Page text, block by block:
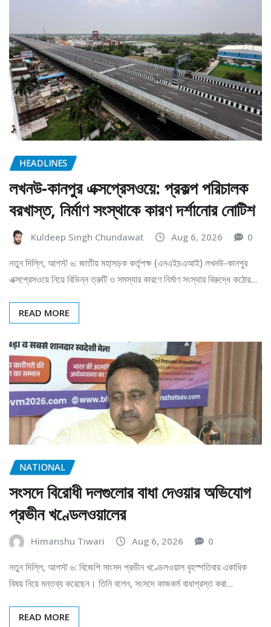
HEADLINES
লখনউ-কানপুর এক্সপ্রেসওয়ে: প্রকল্প পরিচালক
বরখাস্ত, নির্মাণ সংস্থাকে কারণ দর্শানোর নোটিশ
Kuldeep Singh Chundawat Aug 6, 2026 0
নতুন দিল্লি, আগস্ট ৬: জাতীয় মহাসড়ক কর্তৃপক্ষ (এনএইচএআই) লখনউ-কানপুর
এক্সপ্রেসওয়ে নিয়ে বিভিন্ন ত্রুটি ও সমস্যার কারণে নির্মাণ সংস্থার বিরুদ্ধে কঠোর…
READ MORE
NATIONAL
সংসদে বিরোধী দলগুলোর বাধা দেওয়ার অভিযোগ
প্রভীন খণ্ডেলওয়ালের
Himanshu Tiwari Aug 6, 2026 0
নতুন দিল্লি, আগস্ট ৬: বিজেপি সাংসদ প্রভীন খণ্ডেলওয়াল বৃহস্পতিবার একাধিক
বিষয় নিয়ে মন্তব্য করেছেন। তিনি বলেন, সংসদে কাজকর্ম বাধাগ্রস্ত করা…
READ MORE